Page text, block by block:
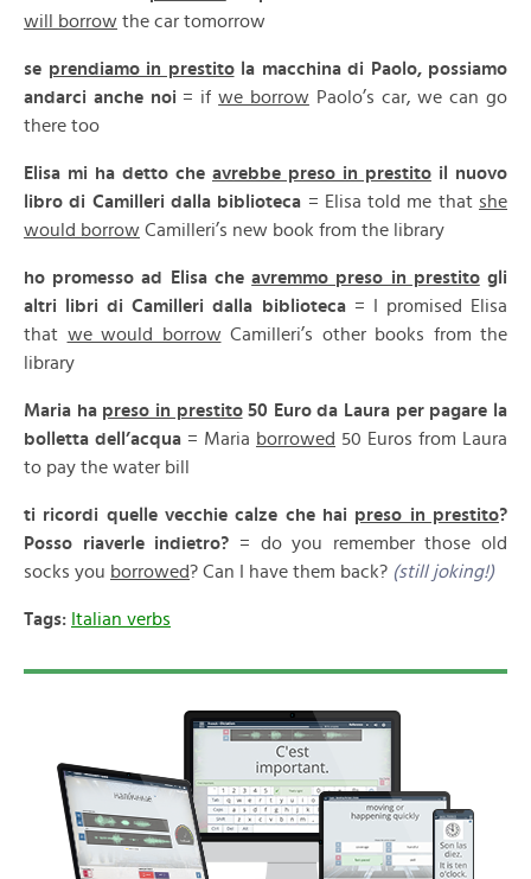
will borrow the car tomorrow
se prendiamo in prestitola macchina di Paolo, possiamo
andarci anche noi = ifwe borrow Paolo’s car, we can go
there too
Elisa mi ha detto che avrebbe preso in prestito il nuovo
libro di Camilleri dalla biblioteca = Elisa told me that she
would borrow Camilleri’s new book from the library
ho promesso ad Elisa cheavremmo preso in prestitogli
altri libri di Camilleri dalla biblioteca= I promised Elisa
that we would borrow Camilleri’s other books from the
library
Maria ha preso in prestito50 Euro da Laura per pagare la
bolletta dell’acqua = Maria borrowed 50 Euros from Laura
to pay the water bill
ti ricordi quelle vecchie calze che hai preso in prestito?
Posso riaverle indietro? = do you remember those old
socks you borrowed? Can I have them back? (still joking!)
Tags: Italian verbs